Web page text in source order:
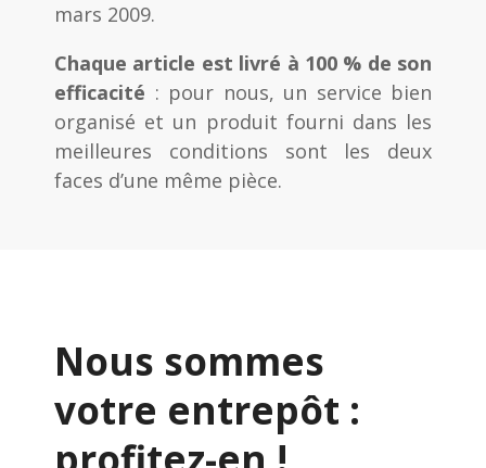
mars 2009.
Chaque article est livré à 100 % de son
efficacité : pour nous, un service bien
organisé et un produit fourni dans les
meilleures conditions sont les deux
faces d’une même pièce.
Nous sommes
votre entrepôt :